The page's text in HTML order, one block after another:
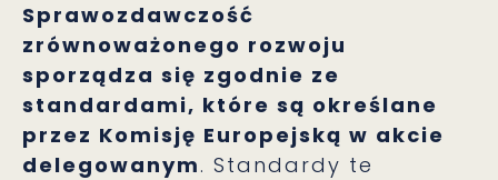
Sprawozdawczość
zrównoważonego rozwoju
sporządza się zgodnie ze
standardami, które są określane
przez Komisję Europejską w akcie
delegowanym. Standardy te